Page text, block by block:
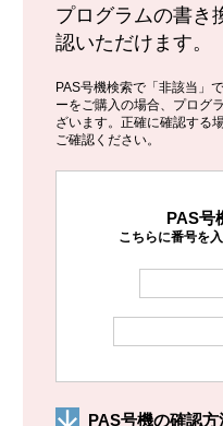
プログラムの書き
認いただけます。
PAS号機検索で「非該当」
ーをご購入の場合、プログ
ざいます。正確に確認する
ご確認ください。
PAS号
こちらに番号を
PAS号機の確認